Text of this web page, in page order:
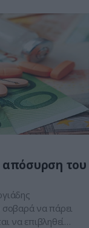
απόσυρση του
σοβαρά να πάρει
να επιβληθεί